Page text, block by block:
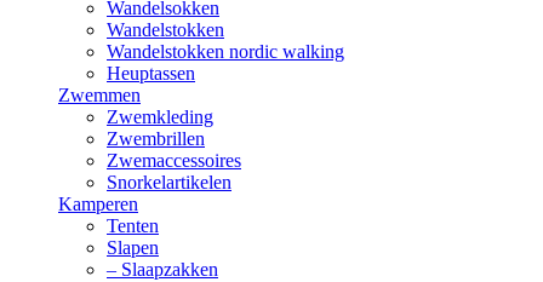
Wandelsokken
Wandelstokken
Wandelstokken nordic walking
Heuptassen
Zwemmen
Zwemkleding
Zwembrillen
Zwemaccessoires
Snorkelartikelen
Kamperen
Tenten
Slapen
– Slaapzakken